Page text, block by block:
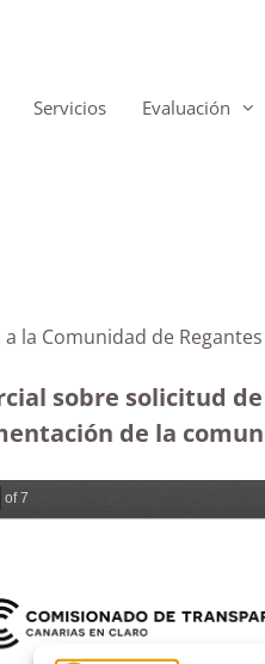
Servicios Evaluación
la Comunidad de
sobre solicitud
de la